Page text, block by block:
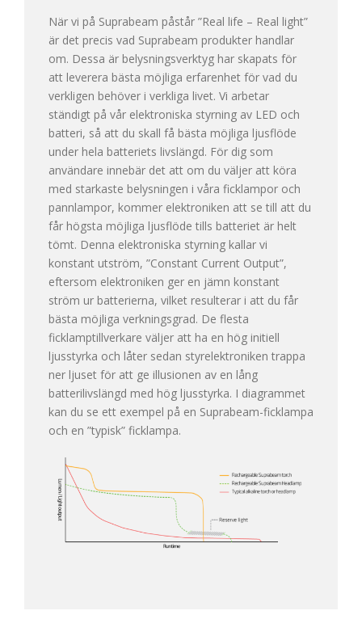
När vi på Suprabeam påstår ”Real life – Real light”
är det precis vad Suprabeam produkter handlar
om. Dessa är belysningsverktyg har skapats för
att leverera bästa möjliga erfarenhet för vad du
verkligen behöver i verkliga livet. Vi arbetar
ständigt på vår elektroniska styrning av LED och
batteri, så att du skall få bästa möjliga ljusflöde
under hela batteriets livslängd. För dig som
användare innebär det att om du väljer att köra
med starkaste belysningen i våra ficklampor och
pannlampor, kommer elektroniken att se till att du
får högsta möjliga ljusflöde tills batteriet är helt
tömt. Denna elektroniska styrning kallar vi
konstant utström, ”Constant Current Output”,
eftersom elektroniken ger en jämn konstant
ström ur batterierna, vilket resulterar i att du får
bästa möjliga verkningsgrad. De flesta
ficklamptillverkare väljer att ha en hög initiell
ljusstyrka och låter sedan styrelektroniken trappa
ner ljuset för att ge illusionen av en lång
batterilivslängd med hög ljusstyrka. I diagrammet
kan du se ett exempel på en Suprabeam-ficklampa
och en ”typisk” ficklampa.